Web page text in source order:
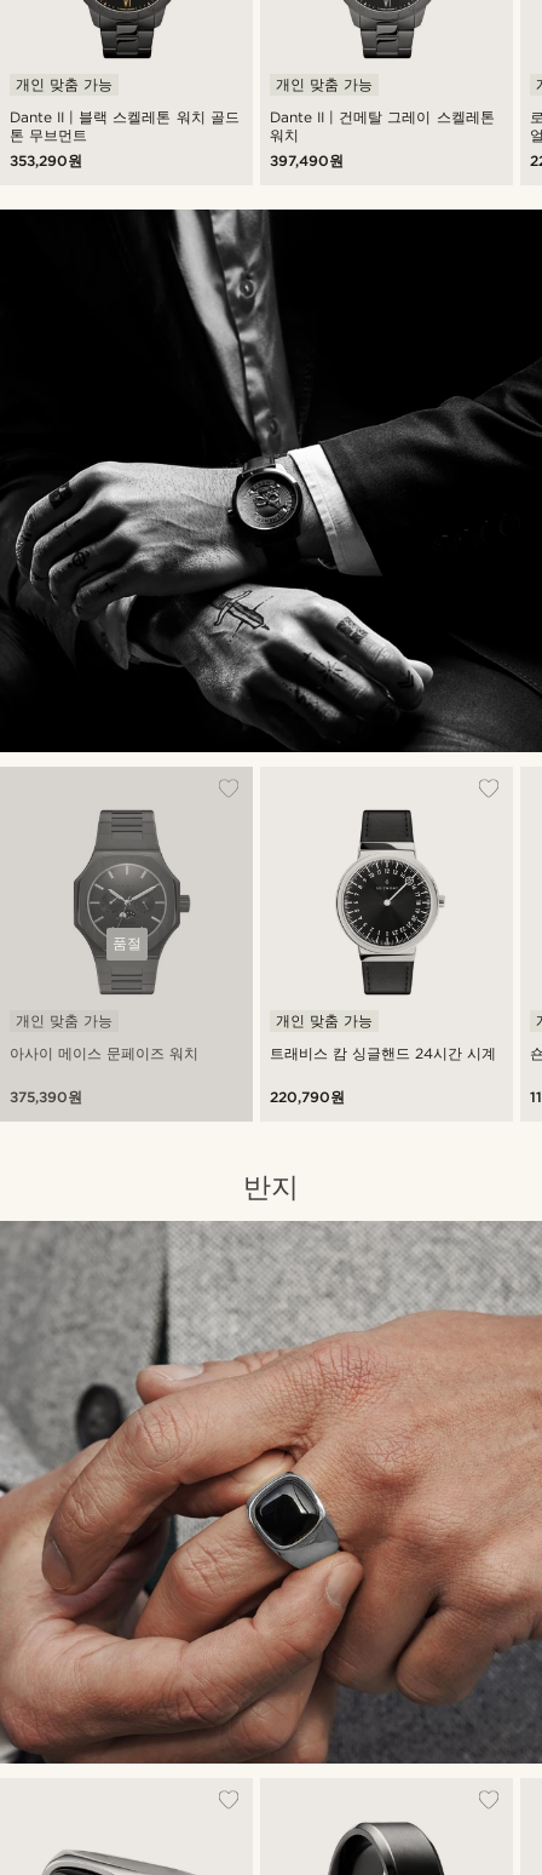
Dante II | 블랙 스켈레톤 워치 골드
톤 무브먼트
개인 맞춤 가능
353,290원
Dante II | 건메탈 그레이 스켈레톤
워치
개인 맞춤 가능
397,490원
품절
아사이 메이스 문페이즈 워치
개인 맞춤 가능
375,390원
트래비스 캄 싱글핸드 24시간 시계
개인 맞춤 가능
220,790원
반지